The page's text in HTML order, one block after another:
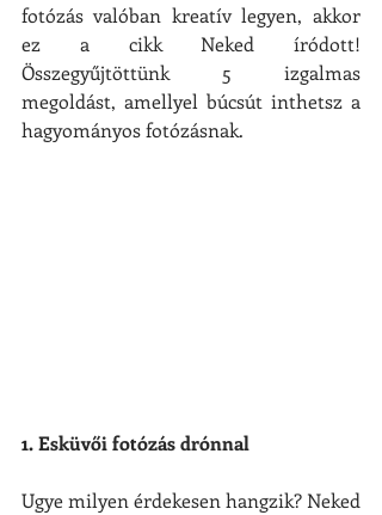
fotózás valóban kreatív legyen, akkor
ez a cikk Neked íródott!
Összegyűjtöttünk 5 izgalmas
megoldást, amellyel búcsút inthetsz a
hagyományos fotózásnak.
1. Esküvői fotózás drónnal
Ugye milyen érdekesen hangzik? Neked